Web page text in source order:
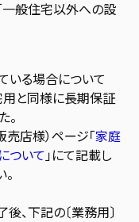
一般住宅以外への設
いる場合について
用と同様に長期保証
。
売店様）ページ「家庭
ついて」にて記載し
、下記の〔業務用〕